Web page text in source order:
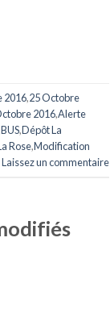
2016,25 Octobre
2016,Alerte
BUS,Dépôt La
Rose,Modification
Laissez un commentaire